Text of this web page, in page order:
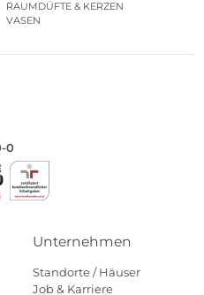
RAUMDÜFTE & KERZEN
VASEN
0
Unternehmen
Standorte / Häuser
Job & Karriere